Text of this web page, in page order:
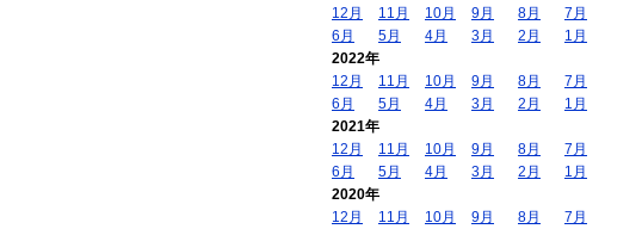
12月
11月 10月 9月 8月
7月
6月
5月 4月 3月 2月
1月
2022年
12月
11月 10月 9月 8月
7月
6月
5月 4月 3月 2月
1月
2021年
12月
11月 10月 9月 8月
7月
6月
5月 4月 3月 2月
1月
2020年
12月
11月 10月 9月 8月
7月